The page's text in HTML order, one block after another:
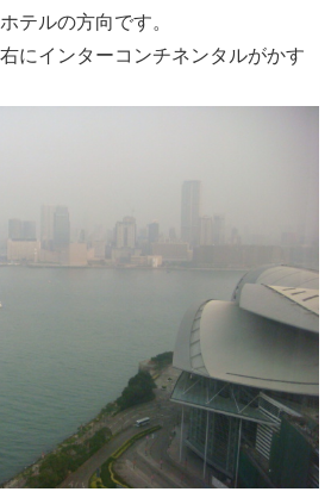
テルの方向です。
にインターコンチネンタルがかす